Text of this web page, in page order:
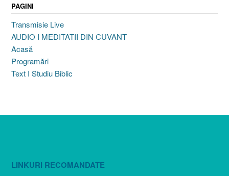
PAGINI
Transmisie Live
AUDIO I MEDITATII DIN CUVANT
Acasă
Programări
Text I Studiu Biblic
LINKURI RECOMANDATE